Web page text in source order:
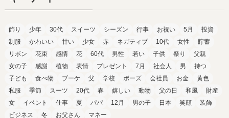
飾り 少年 30代 スイーツ シーズン 行事 お祝い 5月
投資
制服
かわいい 甘い 少女 赤 ネガティブ 10代 女性
貯蓄
リボン
花束 感情 花 60代 男性 若い 子供 祭り
父親
女の子
感謝 植物 表情 プレゼント 7月 社会人 男
持つ
子ども
食べ物 ブーケ 父 学校 ポーズ 会社員 お金
黄色
私服
季節 スーツ 20代 春 嬉しい 動物 父の日 和風
財産
女
イベント 仕事 夏 パパ 12月 男の子 日本 笑顔
装飾
ビジネス
冬 お父さん マネー